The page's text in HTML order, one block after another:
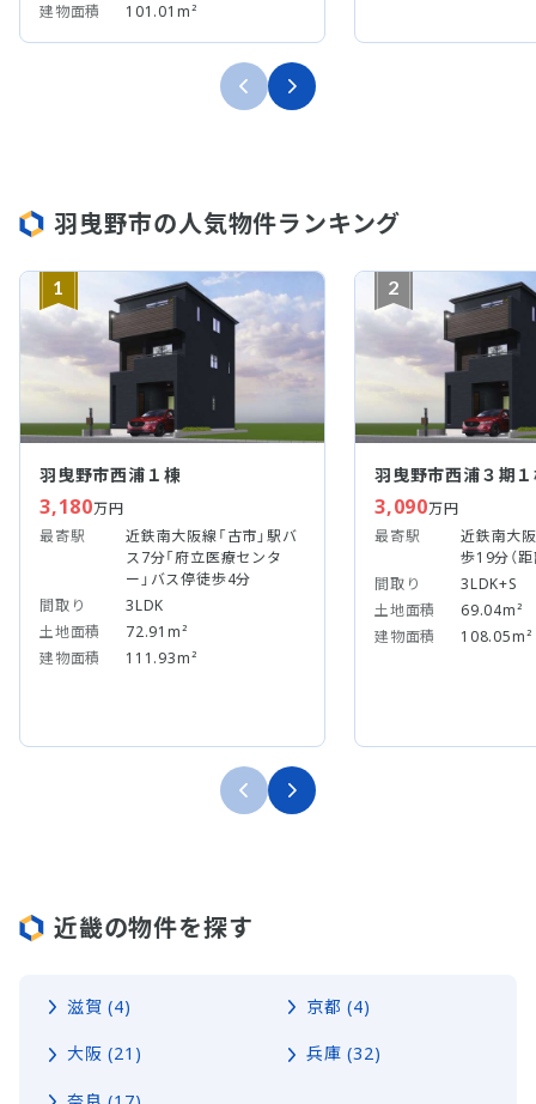
建物面積
101.01m²
羽曳野市の人気物件ランキング
1
羽曳野市西浦１棟
3,180万円
最寄駅
近鉄南大阪線「古市」駅バ
ス7分「府立医療センタ
ー」バス停徒歩4分
間取り
3LDK
土地面積
72.91m²
建物面積
111.93m²
2
羽曳野市西浦３期
3,090万円
最寄駅
近鉄南大
歩19分（
間取り
3LDK+S
土地面積
69.04m²
建物面積
108.05m²
近畿の物件を探す
滋賀 (4) 京都 (4)
大阪 (21) 兵庫 (32)